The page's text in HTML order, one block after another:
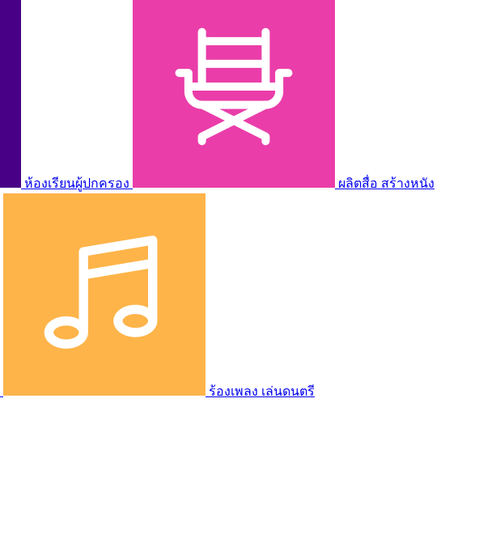
ห้องเรียนผู้ปกครอง ผลิตสื่อ สร้างหนัง
ร้องเพลง เล่นดนตรี